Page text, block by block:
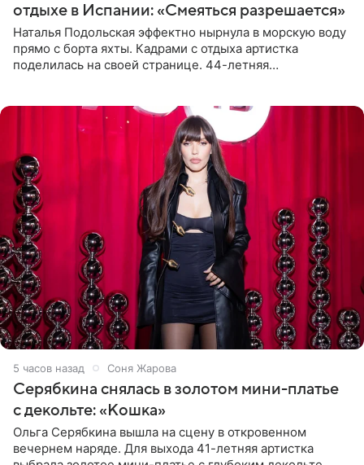
отдыхе в Испании: «Смеяться разрешается»
Наталья Подольская эффектно нырнула в морскую воду
прямо с борта яхты. Кадрами с отдыха артистка
поделилась на своей странице. 44-летняя
5 часов назад Соня Жарова
Серябкина снялась в золотом мини-платье
с декольте: «Кошка»
Ольга Серябкина вышла на сцену в откровенном
вечернем наряде. Для выхода 41-летняя артистка